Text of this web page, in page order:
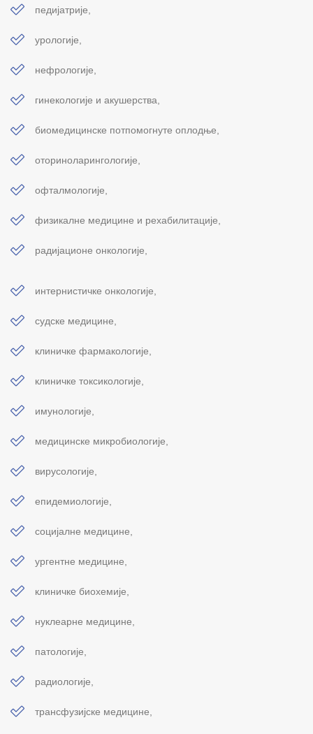
педијатрије,
урологије,
нефрологије,
гинекологије и акушерства,
биомедицинске потпомогнуте оплодње,
оториноларингологије,
офталмологије,
физикалне медицине и рехабилитације,
радијационе онкологије,
интернистичке онкологије,
судске медицине,
клиничке фармакологије,
клиничке токсикологије,
имунологије,
медицинске микробиологије,
вирусологије,
епидемиологије,
социјалне медицине,
ургентне медицине,
клиничке биохемије,
нуклеарне медицине,
патологије,
радиологије,
трансфузијске медицине,